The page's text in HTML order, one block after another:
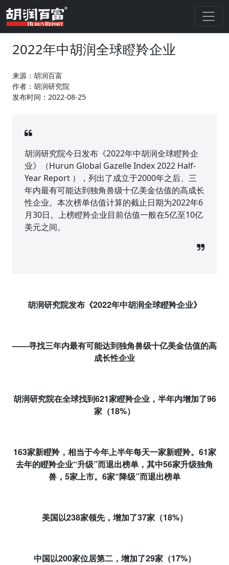
2022年中胡润全球瞪羚企业
来源：胡润百富
作者：胡润研究院
发布时间：2022-08-25
胡润研究院今日发布《2022年中胡润全球瞪羚企
业》（Hurun Global Gazelle Index 2022 Half-
Year Report ），列出了成立于2000年之后、三
年内最有可能达到独角兽级十亿美金估值的高成长
性企业。本次榜单估值计算的截止日期为2022年6
月30日。上榜瞪羚企业目前估值一般在5亿至10亿
美元之间。
胡润研究院发布《2022年中胡润全球瞪羚企业》
——寻找三年内最有可能达到独角兽级十亿美金估值的高
成长性企业
胡润研究院在全球找到621家瞪羚企业，半年内增加了96
家（18%）
163家新瞪羚，相当于今年上半年每天一家新瞪羚。 61家
去年的瞪羚企业“升级”而退出榜单，其中56家升级独角
兽， 5家上市。 6家“降级”而退出榜单
美国以238家领先，增加了37家（18%）
中国以200家位居第二，增加了29家（17%）